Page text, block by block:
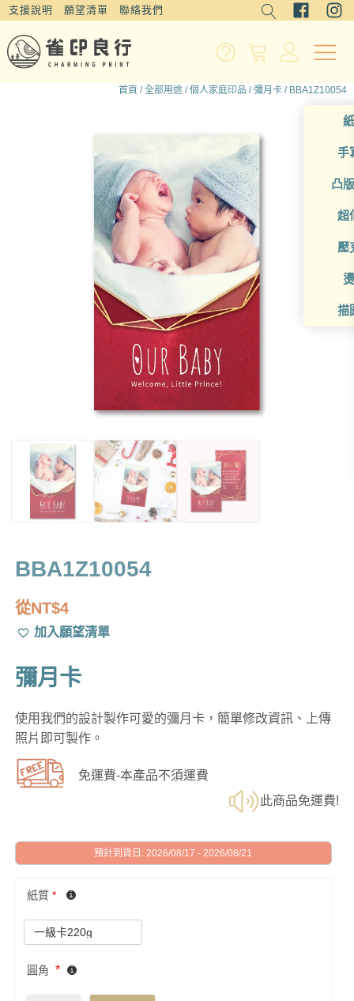
支援說明 願望清單 聯絡我們
手
凸
超
壓
描
首頁 /全部用途 /個人家庭印品 /彌月卡 / BBA1Z10054
BBA1Z10054
從NT$4
加入願望清單
彌月卡
使用我們的設計製作可愛的彌月卡，簡單修改資訊、上傳
照片即可製作。
免運費-本產品不須運費
此商品免運費!
預計到貨日: 2026/08/17 - 2026/08/21
紙質 *
圓角 *